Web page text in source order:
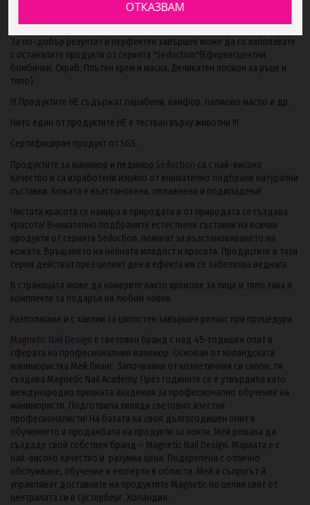
от външни, вредни влияния и дехидратация. Слънчогледовото масло
За по-добър резултат и перфектен завършек може да го използвате
с останалите продукти от серията "Seduction"(Ефервесцентни
бомбички, Скраб, Плътен крем и маска, Деликатен лосион за ръце и
тяло)
!!! Продуктите НЕ съдържат парабени, камфор, палмово масло и др.
Нито един от продуктите НЕ е тестван върху животни !!!
Сертифициран продукт от SGS.
Продуктите за маникюр и педикюр Seduction са с най-високо
качество и са изработени изцяло от внимателно подбрани натурални
съставки. Кожата е възстановена, овлажнена и подмладена!
Чистата красота се намира в природата и от природата се създава
красота! Внимателно подбраните естествени съставки на всички
продукти от серията Seduction, помагат за възстановяването на
кожата. Връщането на нейната младост и красота. Продуцтите в тази
серия действат през целият ден и ефекта им се забелязва веднага.
В страницата може да намерите както кремове за лице и тяло,така и
комплекти за подарък на любим човек.
Разполагаме и с хавлии за цялостен завършен релакс при процедури.
Magnetic Nail Design e световен бранд с над 45-годишен опит в
сферата на професионалния маникюр. Основан от холандската
маникюристка Мей Лианг. Започвайки от козметичния си салон, тя
създава Magnetic Nail Academy. През годините се е утвърдила като
международно призната академия за професионално oбучение на
маникюристи. Подготвила хиляди световно изестни
професионалисти! На базата на своя дългогодишен опит в
обучението и продажбата на продукти за нокти, Мей решава да
създаде свой собствен бранд – Magnetic Nail Design. Марката е с
най-високо качество и разумна цена. Подкрепена с отлично
обслужване, обучение и експерти в областа. Мей и съпругът й
управляват доставките на продуктите Magnetic по целия свят от
централата си в Сустерберг, Холандия.
ОТКАЗВАМ